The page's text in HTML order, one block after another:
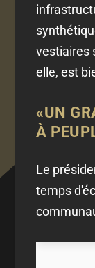
vestiaires
elle, est
«UN
À
Le
temps